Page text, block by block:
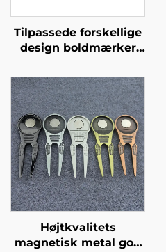
Tilpassede forskellige
design boldmærker
bogstaver Rundhed
Magnetisk metal
golfboldmærker
Højtkvalitets
magnetisk metal golf